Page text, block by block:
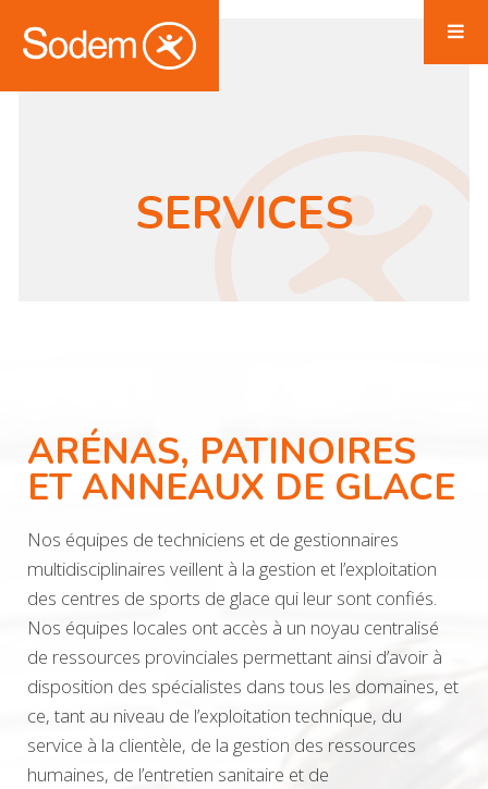
SERVICES
ARÉNAS, PATINOIRES
ET ANNEAUX DE GLACE
Nos équipes de techniciens et de gestionnaires
multidisciplinaires veillent à la gestion et l’exploitation
des centres de sports de glace qui leur sont confiés.
Nos équipes locales ont accès à un noyau centralisé
de ressources provinciales permettant ainsi d’avoir à
disposition des spécialistes dans tous les domaines, et
ce, tant au niveau de l’exploitation technique, du
service à la clientèle, de la gestion des ressources
humaines, de l’entretien sanitaire et de